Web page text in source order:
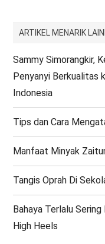
ARTIKEL MENARIK
Sammy Simorangkir,
Penyanyi Berkualitas
Indonesia
Tips dan Cara
Manfaat Minyak
Tangis Oprah Di
Bahaya Terlalu
High Heels